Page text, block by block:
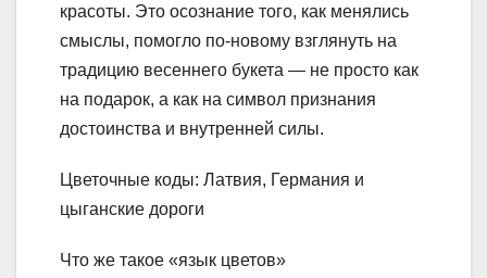
красоты. Это осознание того, как менялись
смыслы, помогло по-новому взглянуть на
традицию весеннего букета — не просто как
на подарок, а как на символ признания
достоинства и внутренней силы.
Цветочные коды: Латвия, Германия и
цыганские дороги
Что же такое «язык цветов»